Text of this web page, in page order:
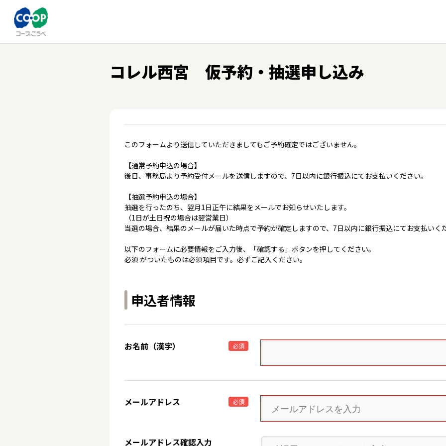
コレル西宮 仮予約・抽選申し込み
このフォームより送信していただきましてもご予約確定ではございません。
【通常予約申込の場合】
後日、事務局より予約受付メールを送信しますので、7日以内に銀行振込にてお支払いください。
【抽選予約申込の場合】
抽選を行ったのち、翌月1日正午に結果をメールでお知らせいたします。
（1日が土日祝の場合は翌営業日）
当選の場合、結果のメールが届いた時点で予約が確定しますので、7日以内に銀行振込にてお支払いく
以下のフォームに必要情報をご入力後、「確認する」ボタンを押してください。
必須 がついたものは必須項目です。必ずご記入ください。
申込者情報
お名前（漢字） 必須
メールアドレス 必須
メールアドレス確認入力